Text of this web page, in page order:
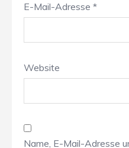
E-Mail-Adresse *
Website
Name, E-Mail-Adresse